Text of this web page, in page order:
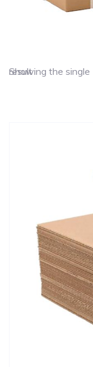
Showing the single result